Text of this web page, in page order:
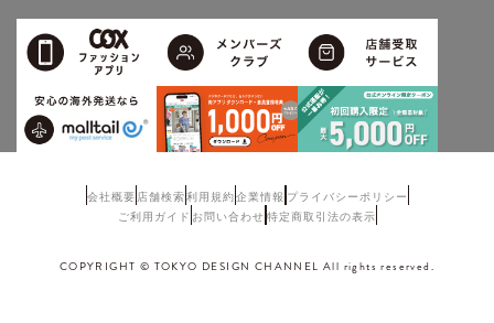
会社概要 店舗検索利用規約企業情報 プライバシーポリシー
ご利用ガイド お問い合わせ 特定商取引法の表示
COPYRIGHT © TOKYO DESIGN CHANNEL All rights reserved.